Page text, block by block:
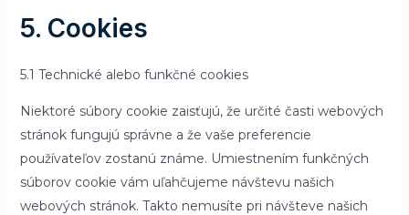
5. Cookies
5.1 Technické alebo funkčné cookies
Niektoré súbory cookie zaisťujú, že určité časti webových
stránok fungujú správne a že vaše preferencie
používateľov zostanú známe. Umiestnením funkčných
súborov cookie vám uľahčujeme návštevu našich
webových stránok. Takto nemusíte pri návšteve našich